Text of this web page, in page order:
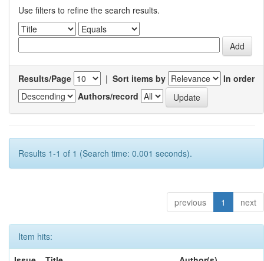
Use filters to refine the search results.
Results/Page | Sort items by
In order
Authors/record
Results 1-1 of 1 (Search time: 0.001 seconds).
previous 1 next
Item hits: